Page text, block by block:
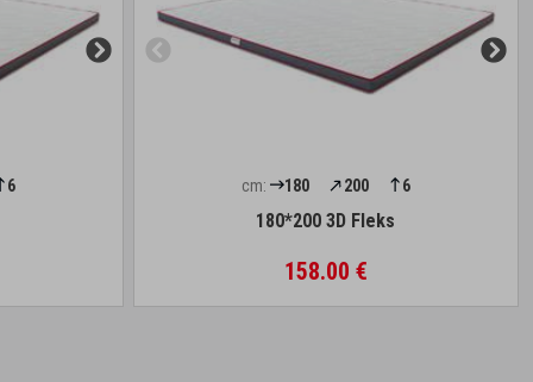
6 cm: 180 200 6
180*200 3D Fleks
158.00 €